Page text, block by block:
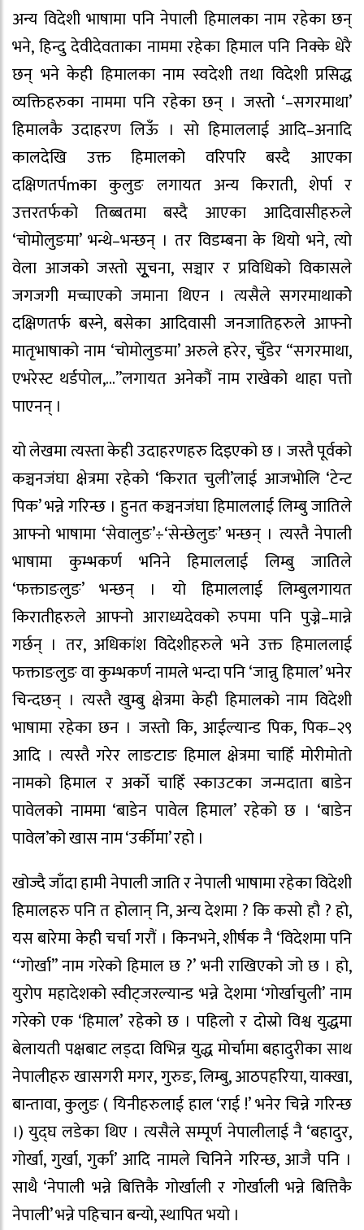
अन्य विदेशी भाषामा पनि नेपाली हिमालका नाम रहेका छन्
भने, हिन्दु देवीदेवताका नाममा रहेका हिमाल पनि निक्के धेरै
छन् भने केही हिमालका नाम स्वदेशी तथा विदेशी प्रसिद्ध
व्यक्तिहरुका नाममा पनि रहेका छन् । जस्तोे ‘–सगरमाथा’
हिमालकै उदाहरण लिऊँ । सो हिमाललाई आदि–अनादि
कालदेखि उक्त हिमालको वरिपरि बस्दै आएका
दक्षिणतर्पmका कुलुङ लगायत अन्य किराती, शेर्पा र
उत्तरतर्फको तिब्बतमा बस्दै आएका आदिवासीहरुले
‘चोमोलुङमा’ भन्थे–भन्छन् । तर विडम्बना के थियो भने, त्यो
वेला आजको जस्तो सुूचना, सञ्चार र प्रविधिको विकासले
जगजगी मच्चाएको जमाना थिएन । त्यसैले सगरमाथाकोे
दक्षिणतर्फ बस्ने, बसेका आदिवासी जनजातिहरुले आफ्नो
मातृभाषाको नाम ‘चोमोलुङमा’ अरुले हरेर, चुँडेर “सगरमाथा,
एभरेस्ट थर्डपोल,…”लगायत अनेकौं नाम राखेको थाहा पत्तो
पाएनन् ।
यो लेखमा त्यस्ता केही उदाहरणहरु दिइएको छ । जस्तै पूर्वको
कञ्चनजंघा क्षेत्रमा रहेको ‘किरात चुली’लाई आजभोलि ‘टेन्ट
पिक’ भन्ने गरिन्छ । हुनत कञ्चनजंघा हिमाललाई लिम्बु जातिले
आफ्नो भाषामा ‘सेवालुङ’÷‘सेन्छेलुङ’ भन्छन् । त्यस्तै नेपाली
भाषामा कुम्भकर्ण भनिने हिमाललाई लिम्बु जातिले
‘फक्ताङलुङ’ भन्छन् । यो हिमाललाई लिम्बुलगायत
किरातीहरुले आफ्नो आराध्यदेवको रुपमा पनि पुज्ने–मान्ने
गर्छन् । तर, अधिकांश विदेशीहरुले भने उक्त हिमाललाई
फक्ताङलुङ वा कुम्भकर्ण नामले भन्दा पनि ‘जान्नु हिमाल’ भनेर
चिन्दछन् । त्यस्तै खुम्बु क्षेत्रमा केही हिमालको नाम विदेशी
भाषामा रहेका छन । जस्तो कि, आईल्यान्ड पिक, पिक–२९
आदि । त्यस्तै गरेर लाङटाङ हिमाल क्षेत्रमा चाहिँ मोरीमोतो
नामको हिमाल र अर्को चाहिँ स्काउटका जन्मदाता बाडेन
पावेलको नाममा ‘बाडेन पावेल हिमाल’ रहेको छ । ‘बाडेन
पावेल’को खास नाम ‘उर्कीमा’ रहो ।
खोज्दै जाँदा हामी नेपाली जाति र नेपाली भाषामा रहेका विदेशी
हिमालहरु पनि त होलान् नि, अन्य देशमा ? कि कसो हौ ? हो,
यस बारेमा केही चर्चा गरौं । किनभने, शीर्षक नै ‘विदेशमा पनि
‘‘गोर्खा’’ नाम गरेको हिमाल छ ?’ भनी राखिएको जो छ । हो,
युरोप महादेशको स्वीट्जरल्यान्ड भन्ने देशमा ‘गोर्खाचुली’ नाम
गरेको एक ‘हिमाल’ रहेको छ । पहिलो र दोस्रो विश्व युद्धमा
बेलायती पक्षबाट लड्दा विभिन्न युद्ध मोर्चामा बहादुरीका साथ
नेपालीहरु खासगरी मगर, गुरुङ, लिम्बु, आठपहरिया, याक्खा,
बान्तावा, कुलुङ ( यिनीहरुलाई हाल ‘राई !’ भनेर चिन्ने गरिन्छ
।) युद्घ लडेका थिए । त्यसैले सम्पूर्ण नेपालीलाई नै ‘बहादुर,
गोर्खा, गुर्खा, गुर्का’ आदि नामले चिनिने गरिन्छ, आजै पनि ।
साथै ‘नेपाली भन्ने बित्तिकै गोर्खाली र गोर्खाली भन्ने बित्तिकै
नेपाली’ भन्ने पहिचान बन्यो, स्थापित भयो ।